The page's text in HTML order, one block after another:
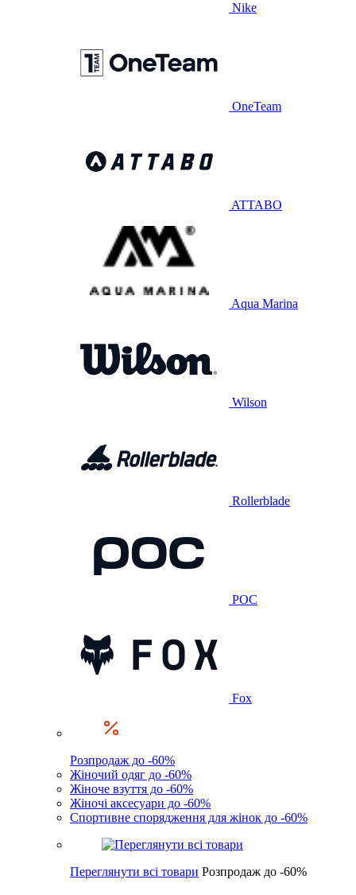
Nike
OneTeam
ATTABO
Aqua Marina
Wilson
Rollerblade
POC
Fox
Розпродаж до -60%
Жіночий одяг до -60%
Жіноче взуття до -60%
Жіночі аксесуари до -60%
Спортивне спорядження для жінок до -60%
Переглянути всі товари Розпродаж до -60%